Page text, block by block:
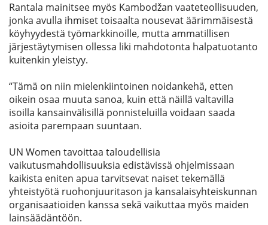
Rantala mainitsee myös Kambodžan vaateteollisuuden,
jonka avulla ihmiset toisaalta nousevat äärimmäisestä
köyhyydestä työmarkkinoille, mutta ammatillisen
järjestäytymisen ollessa liki mahdotonta halpatuotanto
kuitenkin yleistyy.
“Tämä on niin mielenkiintoinen noidankehä, etten
oikein osaa muuta sanoa, kuin että näillä valtavilla
isoilla kansainvälisillä ponnisteluilla voidaan saada
asioita parempaan suuntaan.
UN Women tavoittaa taloudellisia
vaikutusmahdollisuuksia edistävissä ohjelmissaan
kaikista eniten apua tarvitsevat naiset tekemällä
yhteistyötä ruohonjuuritason ja kansalaisyhteiskunnan
organisaatioiden kanssa sekä vaikuttaa myös maiden
lainsäädäntöön.